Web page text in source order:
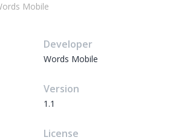
Mobile
Developer
Words Mobile
Version
1.1
License